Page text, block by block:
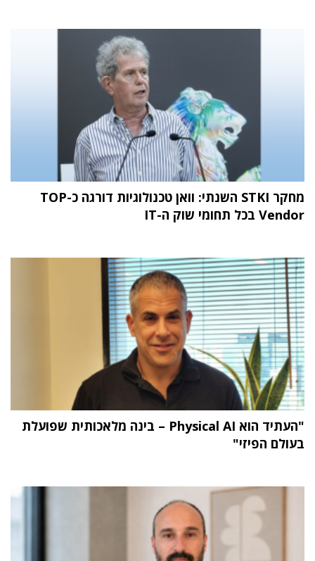
מחקר STKI השנתי: וואן טכנולוגיות דורגה כ-TOP
Vendor בכל תחומי שוק ה-IT
"העתיד הוא Physical AI – בינה מלאכותית שפועלת
בעולם הפיזי"